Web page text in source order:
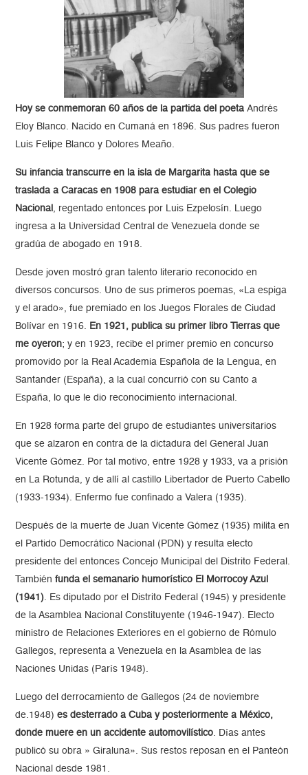
Hoy se conmemoran 60 años de la partida del poetaAndrés
Eloy Blanco. Nacido en Cumaná en 1896. Sus padres fueron
Luis Felipe Blanco y Dolores Meaño.
Su infancia transcurre en la isla de Margarita hasta que se
traslada a Caracas en 1908 para estudiar en el Colegio
Nacional , regentado entonces por Luis Ezpelosín. Luego
ingresa a la Universidad Central de Venezuela donde se
gradúa de abogado en 1918.
Desde joven mostró gran talento literario reconocido en
diversos concursos. Uno de sus primeros poemas, «La espiga
y el arado», fue premiado en los Juegos Florales de Ciudad
Bolívar en 1916. En 1921, publica su primer libro Tierras que
me oyeron; y en 1923, recibe el primer premio en concurso
promovido por la Real Academia Española de la Lengua, en
Santander (España), a la cual concurrió con su Canto a
España, lo que le dio reconocimiento internacional.
En 1928 forma parte del grupo de estudiantes universitarios
que se alzaron en contra de la dictadura del General Juan
Vicente Gómez. Por tal motivo, entre 1928 y 1933, va a prisión
en La Rotunda, y de allí al castillo Libertador de Puerto Cabello
(1933-1934). Enfermo fue confinado a Valera (1935).
Después de la muerte de Juan Vicente Gómez (1935) milita en
el Partido Democrático Nacional (PDN) y resulta electo
presidente del entonces Concejo Municipal del Distrito Federal.
Tambiénfunda el semanario humorístico El Morrocoy Azul
(1941). Es diputado por el Distrito Federal (1945) y presidente
de la Asamblea Nacional Constituyente (1946-1947). Electo
ministro de Relaciones Exteriores en el gobierno de Rómulo
Gallegos, representa a Venezuela en la Asamblea de las
Naciones Unidas (París 1948).
Luego del derrocamiento de Gallegos (24 de noviembre
de.1948)es desterrado a Cuba y posteriormente a México,
donde muere en un accidente automovilístico. Días antes
publicó su obra » Giraluna». Sus restos reposan en el Panteón
Nacional desde 1981.